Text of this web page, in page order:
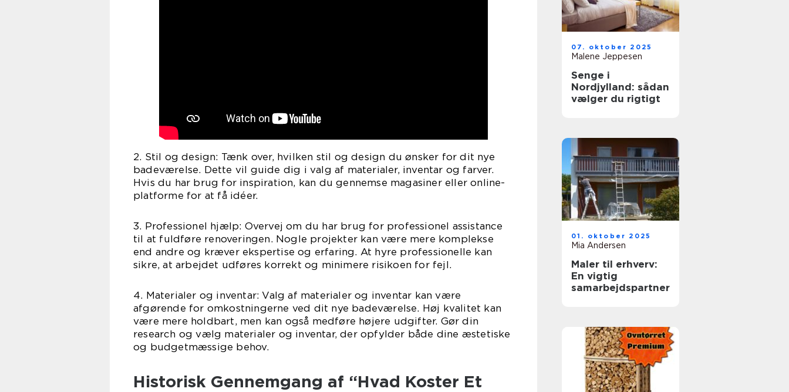
2. Stil og design: Tænk over, hvilken stil og design du ønsker for dit nye
badeværelse. Dette vil guide dig i valg af materialer, inventar og farver.
Hvis du har brug for inspiration, kan du gennemse magasiner eller online-
platforme for at få idéer.
3. Professionel hjælp: Overvej om du har brug for professionel assistance
til at fuldføre renoveringen. Nogle projekter kan være mere komplekse
end andre og kræver ekspertise og erfaring. At hyre professionelle kan
sikre, at arbejdet udføres korrekt og minimere risikoen for fejl.
4. Materialer og inventar: Valg af materialer og inventar kan være
afgørende for omkostningerne ved dit nye badeværelse. Høj kvalitet kan
være mere holdbart, men kan også medføre højere udgifter. Gør din
research og vælg materialer og inventar, der opfylder både dine æstetiske
og budgetmæssige behov.
Historisk Gennemgang af “Hvad Koster Et
07. oktober 2025
Malene Jeppesen
Senge i
Nordjylland: sådan
vælger du rigtigt
01. oktober 2025
Mia Andersen
Maler til erhverv:
En vigtig
samarbejdspartner